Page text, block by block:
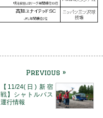
Previous »
【11/24(日) 新宿
戦】シャトルバス
運行情報